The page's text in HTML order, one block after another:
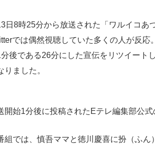
日8時25分から放送された「ワルイコあ
では偶然視聴していた多くの人が反
後である26分にした宣伝をリツイート
りました。
開始1分後に投稿されたEテレ編集部公
では、慎吾ママと徳川慶喜に扮（ふん